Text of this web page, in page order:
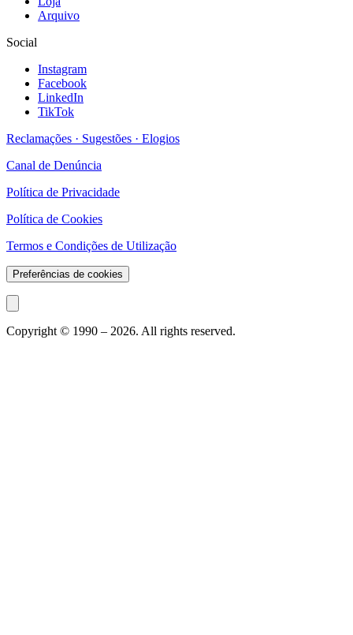
Arquivo
Social
Instagram
Facebook
LinkedIn
TikTok
Reclamações · Sugestões · Elogios
Canal de Denúncia
Política de Privacidade
Política de Cookies
Termos e Condições de Utilização
Preferências de cookies
Copyright © 1990 – 2026. All rights reserved.